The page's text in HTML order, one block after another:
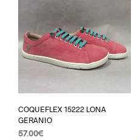
COQUEFLEX 15222 LONA
GERANIO
57.00€